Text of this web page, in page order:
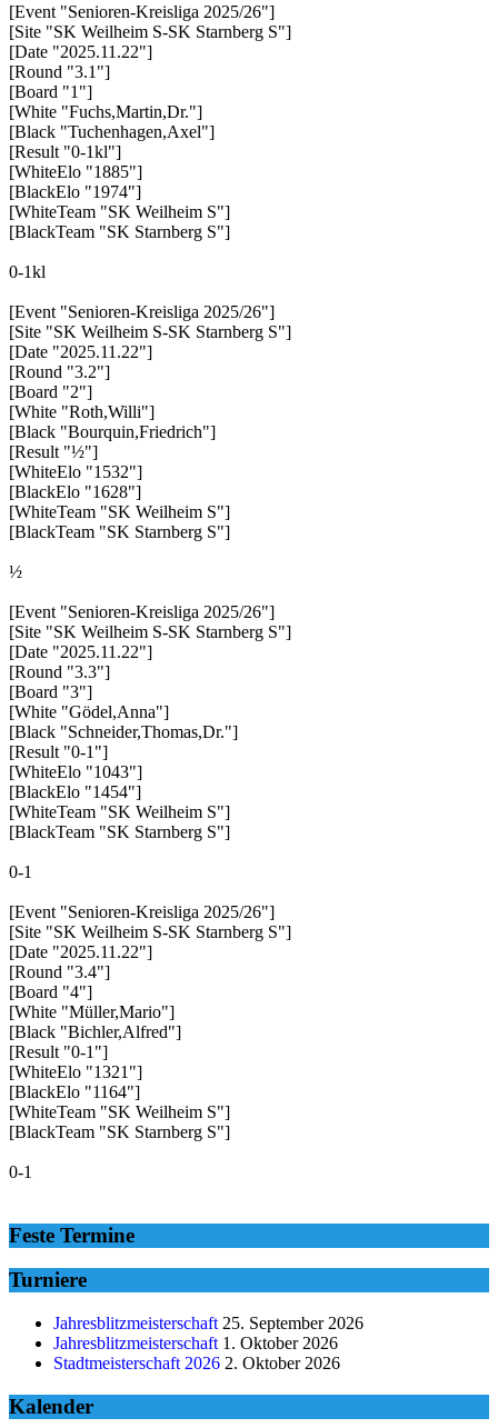
[Event "Senioren-Kreisliga 2025/26"]
[Site "SK Weilheim S-SK Starnberg S"]
[Date "2025.11.22"]
[Round "3.1"]
[Board "1"]
[White "Fuchs,Martin,Dr."]
[Black "Tuchenhagen,Axel"]
[Result "0-1kl"]
[WhiteElo "1885"]
[BlackElo "1974"]
[WhiteTeam "SK Weilheim S"]
[BlackTeam "SK Starnberg S"]
0-1kl
[Event "Senioren-Kreisliga 2025/26"]
[Site "SK Weilheim S-SK Starnberg S"]
[Date "2025.11.22"]
[Round "3.2"]
[Board "2"]
[White "Roth,Willi"]
[Black "Bourquin,Friedrich"]
[Result "½"]
[WhiteElo "1532"]
[BlackElo "1628"]
[WhiteTeam "SK Weilheim S"]
[BlackTeam "SK Starnberg S"]
½
[Event "Senioren-Kreisliga 2025/26"]
[Site "SK Weilheim S-SK Starnberg S"]
[Date "2025.11.22"]
[Round "3.3"]
[Board "3"]
[White "Gödel,Anna"]
[Black "Schneider,Thomas,Dr."]
[Result "0-1"]
[WhiteElo "1043"]
[BlackElo "1454"]
[WhiteTeam "SK Weilheim S"]
[BlackTeam "SK Starnberg S"]
0-1
[Event "Senioren-Kreisliga 2025/26"]
[Site "SK Weilheim S-SK Starnberg S"]
[Date "2025.11.22"]
[Round "3.4"]
[Board "4"]
[White "Müller,Mario"]
[Black "Bichler,Alfred"]
[Result "0-1"]
[WhiteElo "1321"]
[BlackElo "1164"]
[WhiteTeam "SK Weilheim S"]
[BlackTeam "SK Starnberg S"]
0-1
Feste Termine
Turniere
Jahresblitzmeisterschaft 25. September 2026
Jahresblitzmeisterschaft 1. Oktober 2026
Stadtmeisterschaft 2026 2. Oktober 2026
Kalender